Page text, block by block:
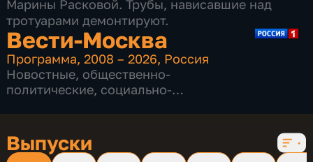
Марины Расковой. Трубы, нависавшие над
тротуарами демонтируют.
Вести-Москва
Программа,2008 – 2026, Россия
Новостные, общественно-
политические, социально-
Выпуски